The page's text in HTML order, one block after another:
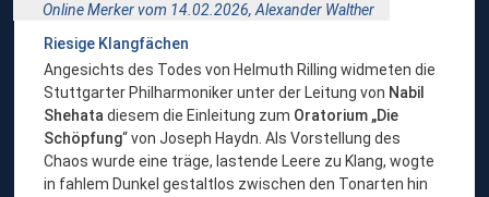
Online Merker vom 14.02.2026,Alexander Walther
Riesige Klangfächen
Angesichts des Todes von Helmuth Rilling widmeten die
Stuttgarter Philharmoniker unter der Leitung von Nabil
Shehatadiesem die Einleitung zum Oratorium „Die
Schöpfung“ von Joseph Haydn. Als Vorstellung des
Chaos wurde eine träge, lastende Leere zu Klang, wogte
in fahlem Dunkel gestaltlos zwischen den Tonarten hin